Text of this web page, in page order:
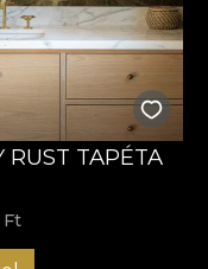
RUST TAPÉTA
Ft